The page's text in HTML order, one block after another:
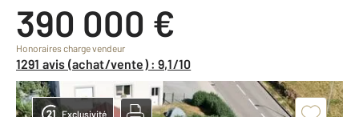
390 000 €
Honoraires charge vendeur
1291 avis (achat/vente) : 9,1/10
Exclusivité